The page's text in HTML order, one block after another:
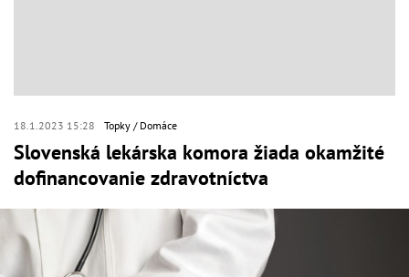
18.1.2023 15:28 Topky Domáce
Slovenská lekárska komora žiada okamžité
dofinancovanie zdravotníctva